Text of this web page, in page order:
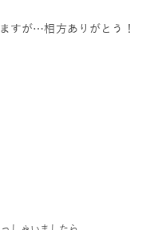
すが…相方ありがとう！